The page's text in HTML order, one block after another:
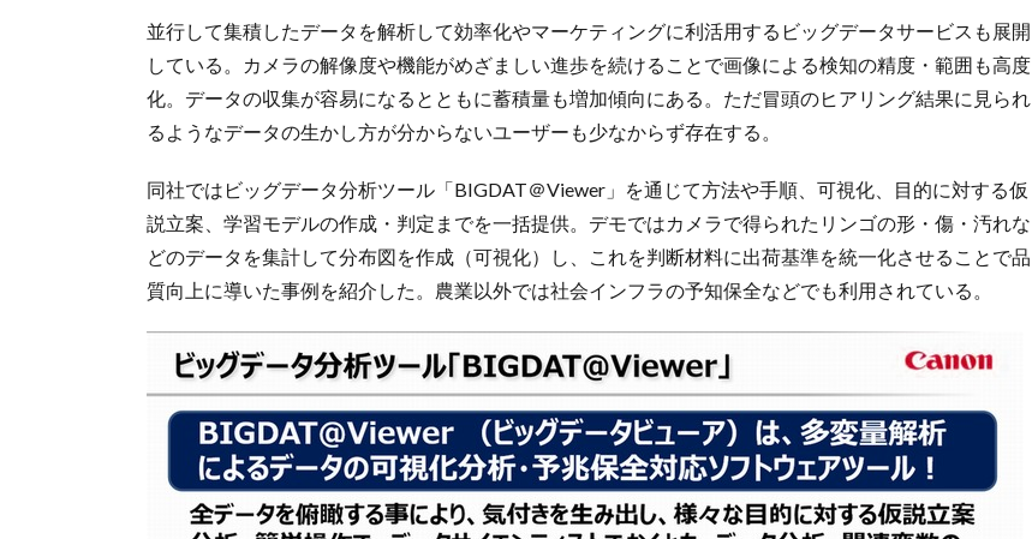
並行して集積したデータを解析して効率化やマーケティングに利活用するビッグデータサービスも展開
している。カメラの解像度や機能がめざましい進歩を続けることで画像による検知の精度・範囲も高度
化。データの収集が容易になるとともに蓄積量も増加傾向にある。ただ冒頭のヒアリング結果に見られ
るようなデータの生かし方が分からないユーザーも少なからず存在する。
同社ではビッグデータ分析ツール「BIGDAT＠Viewer」を通じて方法や手順、可視化、目的に対する仮
説立案、学習モデルの作成・判定までを一括提供。デモではカメラで得られたリンゴの形・傷・汚れな
どのデータを集計して分布図を作成（可視化）し、これを判断材料に出荷基準を統一化させることで品
質向上に導いた事例を紹介した。農業以外では社会インフラの予知保全などでも利用されている。